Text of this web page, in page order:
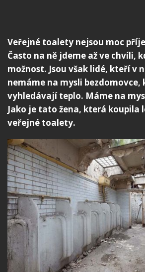
Veřejné toalety nejsou moc
Často na ně jdeme až ve chvíli,
možnost. Jsou však lidé, kteří v
nemáme na mysli bezdomovce,
vyhledávají teplo. Máme na
Jako je tato žena, která koupila
veřejné toalety.